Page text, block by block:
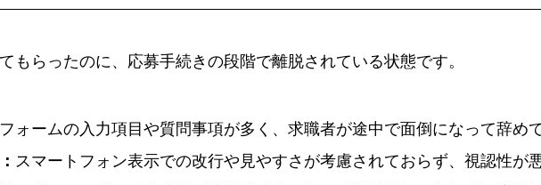
もらったのに、応募手続きの段階で離脱されている状態です。
ォームの入力項目や質問事項が多く、求職者が途中で面倒になって辞め
スマートフォン表示での改行や見やすさが考慮されておらず、視認性が